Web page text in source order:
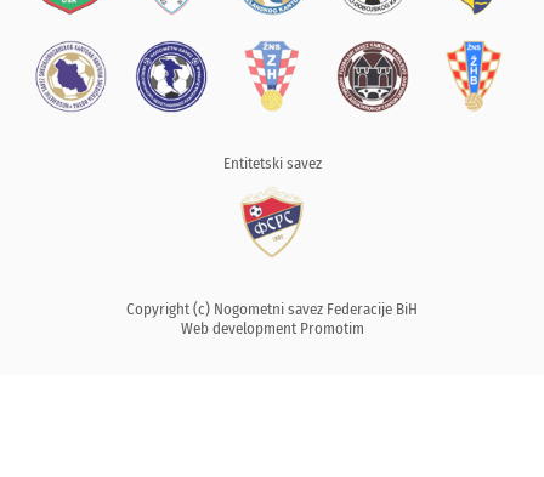
Entitetski savez
Copyright (c) Nogometni savez Federacije BiH
Web development Promotim